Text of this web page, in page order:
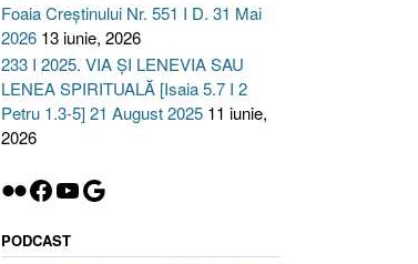
Foaia Creștinului Nr. 551 I D. 31 Mai
2026 13 iunie, 2026
233 I 2025. VIA ȘI LENEVIA SAU
LENEA SPIRITUALĂ [Isaia 5.7 I 2
Petru 1.3-5] 21 August 2025 11 iunie,
2026
Flickr
Facebook
YouTube
Google
PODCAST